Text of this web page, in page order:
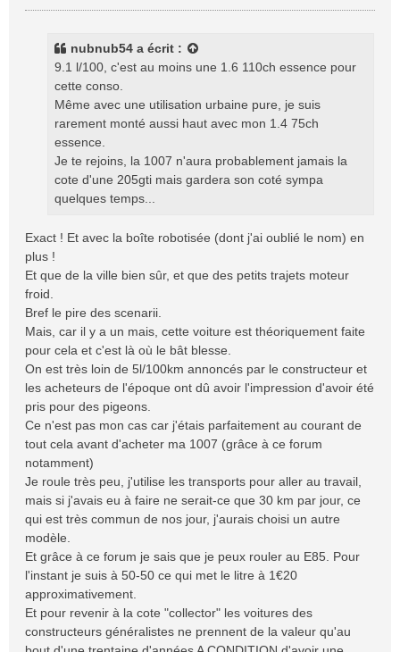
e
nubnub54 a écrit :
9.1 l/100, c'est au moins une 1.6 110ch essence pour
cette conso.
Même avec une utilisation urbaine pure, je suis
rarement monté aussi haut avec mon 1.4 75ch
essence.
Je te rejoins, la 1007 n'aura probablement jamais la
cote d'une 205gti mais gardera son coté sympa
quelques temps...
Exact ! Et avec la boîte robotisée (dont j'ai oublié le nom) en
plus !
Et que de la ville bien sûr, et que des petits trajets moteur
froid.
Bref le pire des scenarii.
Mais, car il y a un mais, cette voiture est théoriquement faite
pour cela et c'est là où le bât blesse.
On est très loin de 5l/100km annoncés par le constructeur et
les acheteurs de l'époque ont dû avoir l'impression d'avoir été
pris pour des pigeons.
Ce n'est pas mon cas car j'étais parfaitement au courant de
tout cela avant d'acheter ma 1007 (grâce à ce forum
notamment)
Je roule très peu, j'utilise les transports pour aller au travail,
mais si j'avais eu à faire ne serait-ce que 30 km par jour, ce
qui est très commun de nos jour, j'aurais choisi un autre
modèle.
Et grâce à ce forum je sais que je peux rouler au E85. Pour
l'instant je suis à 50-50 ce qui met le litre à 1€20
approximativement.
Et pour revenir à la cote "collector" les voitures des
constructeurs généralistes ne prennent de la valeur qu'au